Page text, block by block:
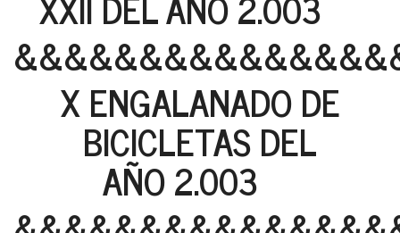
X ENGALANADO DE
BICICLETAS DEL
AÑO 2.003